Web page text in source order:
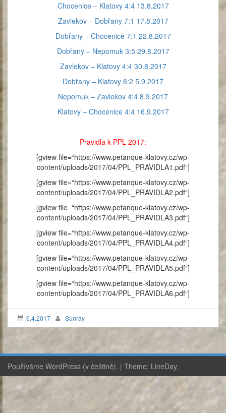
Chocenice – Klatovy 4:4 13.8.2017
Zavlekov – Dobřany 7:1 17.8.2017
Dobřany – Chocenice 7:1 22.8.2017
Dobřany – Nepomuk 3:5 29.8.2017
Zavlekov – Klatovy 4:4 30.8.2017
Dobřany – Klatovy 6:2 5.9.2017
Nepomuk – Zavlekov 4:4 8.9.2017
Klatovy – Chocenice 4:4 16.9.2017
Pravidla k PPL 2017:
[gview file=“https://www.petanque-klatovy.cz/wp-
content/uploads/2017/04/PPL_PRAVIDLA1.pdf“]
[gview file=“https://www.petanque-klatovy.cz/wp-
content/uploads/2017/04/PPL_PRAVIDLA2.pdf“]
[gview file=“https://www.petanque-klatovy.cz/wp-
content/uploads/2017/04/PPL_PRAVIDLA3.pdf“]
[gview file=“https://www.petanque-klatovy.cz/wp-
content/uploads/2017/04/PPL_PRAVIDLA4.pdf“]
[gview file=“https://www.petanque-klatovy.cz/wp-
content/uploads/2017/04/PPL_PRAVIDLA5.pdf“]
[gview file=“https://www.petanque-klatovy.cz/wp-
content/uploads/2017/04/PPL_PRAVIDLA6.pdf“]
6.4.2017 Sunray
Používáme WordPress (v češtině). | Theme: LineDay.